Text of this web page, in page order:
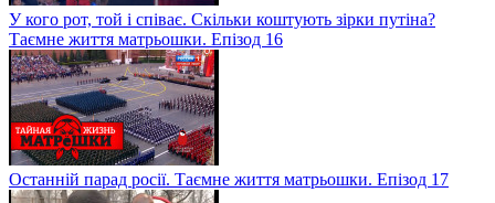
У кого рот, той і співає. Скільки коштують зірки путіна?
Таємне життя матрьошки. Епізод 16
Останній парад росії. Таємне життя матрьошки. Епізод 17